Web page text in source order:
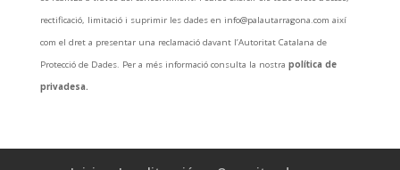
rectificació, limitació i suprimir les dades en info@palautarragona.com així
com el dret a presentar una reclamació davant l’Autoritat Catalana de
Protecció de Dades. Per a més informació consulta la nostra política de
privadesa.